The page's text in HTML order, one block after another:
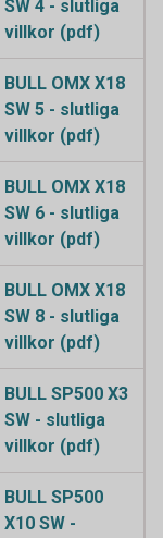
SW 4 - slutliga
villkor (pdf)
BULL OMX X18
SW 5 - slutliga
villkor (pdf)
BULL OMX X18
SW 6 - slutliga
villkor (pdf)
BULL OMX X18
SW 8 - slutliga
villkor (pdf)
BULL SP500 X3
SW - slutliga
villkor (pdf)
BULL SP500
X10 SW -